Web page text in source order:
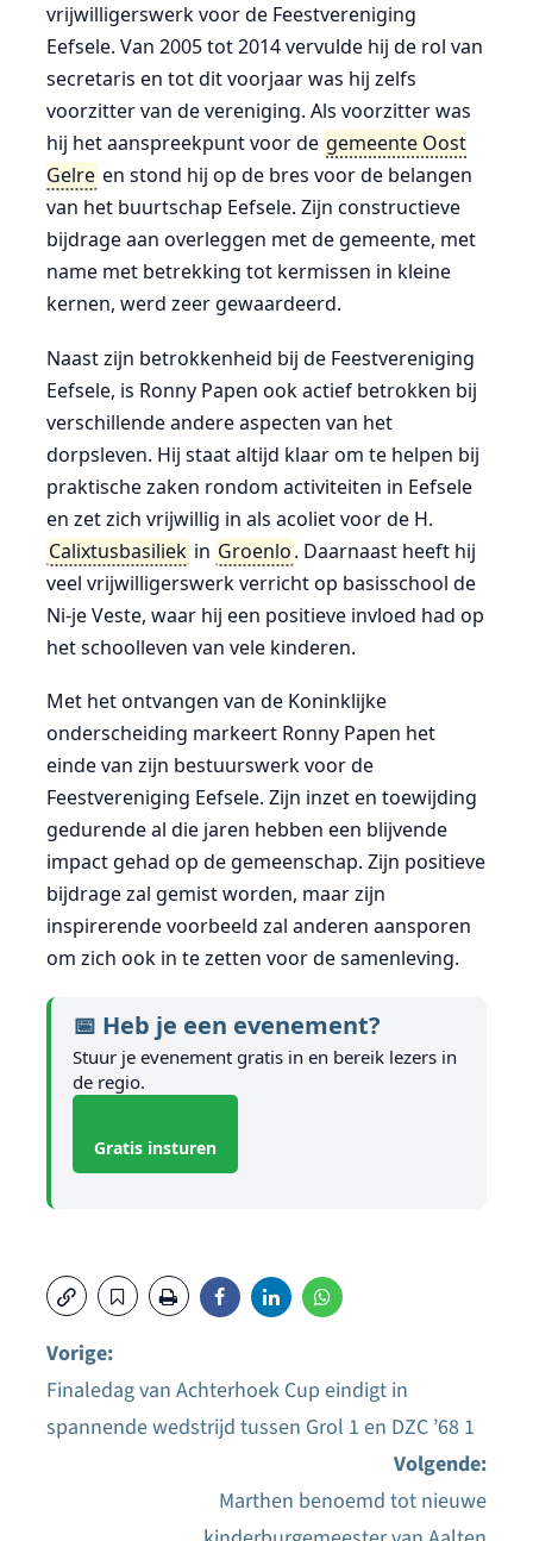
vrijwilligerswerk voor de Feestvereniging
Eefsele. Van 2005 tot 2014 vervulde hij de rol van
secretaris en tot dit voorjaar was hij zelfs
voorzitter van de vereniging. Als voorzitter was
hij het aanspreekpunt voor de gemeente Oost
Gelre en stond hij op de bres voor de belangen
van het buurtschap Eefsele. Zijn constructieve
bijdrage aan overleggen met de gemeente, met
name met betrekking tot kermissen in kleine
kernen, werd zeer gewaardeerd.
Naast zijn betrokkenheid bij de Feestvereniging
Eefsele, is Ronny Papen ook actief betrokken bij
verschillende andere aspecten van het
dorpsleven. Hij staat altijd klaar om te helpen bij
praktische zaken rondom activiteiten in Eefsele
en zet zich vrijwillig in als acoliet voor de H.
Calixtusbasiliek in Groenlo. Daarnaast heeft hij
veel vrijwilligerswerk verricht op basisschool de
Ni-je Veste, waar hij een positieve invloed had op
het schoolleven van vele kinderen.
Met het ontvangen van de Koninklijke
onderscheiding markeert Ronny Papen het
einde van zijn bestuurswerk voor de
Feestvereniging Eefsele. Zijn inzet en toewijding
gedurende al die jaren hebben een blijvende
impact gehad op de gemeenschap. Zijn positieve
bijdrage zal gemist worden, maar zijn
inspirerende voorbeeld zal anderen aansporen
om zich ook in te zetten voor de samenleving.
📅 Heb je een evenement?
Stuur je evenement gratis in en bereik lezers in
de regio.
Gratis insturen
Bericht
Vorige:
Finaledag van Achterhoek Cup eindigt in
spannende wedstrijd tussen Grol 1 en DZC ’68 1
Volgende:
Marthen benoemd tot nieuwe